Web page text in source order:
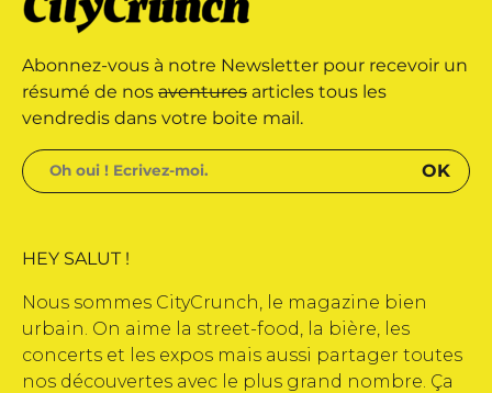
déposée • Tous droits
par Buena Onda Web •
Abonnez-vous à notre Newsletter pour recevoir un
résumé de nos aventures articles tous les
vendredis dans votre boite mail.
HEY SALUT !
Nous sommes CityCrunch, le magazine bien
urbain. On aime la street-food, la bière, les
concerts et les expos mais aussi partager toutes
nos découvertes avec le plus grand nombre. Ça